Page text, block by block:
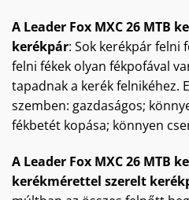
A Leader Fox MXC 26 MTB
kerékpár: Sok kerékpár felni
felni fékek olyan fékpofával
tapadnak a kerék felnikéhez.
szemben: gazdaságos;
fékbetét kopása; könnyen
A Leader Fox MXC 26 MTB
kerékmérettel szerelt